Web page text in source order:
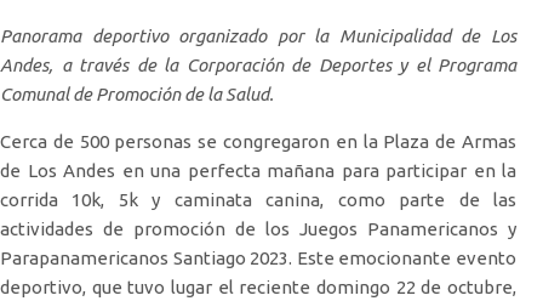
Panorama deportivo organizado por la Municipalidad de Los
Andes, a través de la Corporación de Deportes y el Programa
Comunal de Promoción de la Salud.
Cerca de 500 personas se congregaron en la Plaza de Armas
de Los Andes en una perfecta mañana para participar en la
corrida 10k, 5k y caminata canina, como parte de las
actividades de promoción de los Juegos Panamericanos y
Parapanamericanos Santiago 2023. Este emocionante evento
deportivo, que tuvo lugar el reciente domingo 22 de octubre,